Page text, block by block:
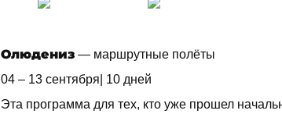
Олюдениз— маршрутные полёты
04 – 13 сентября| 10 дней
Эта программа для тех, кто уже прошел